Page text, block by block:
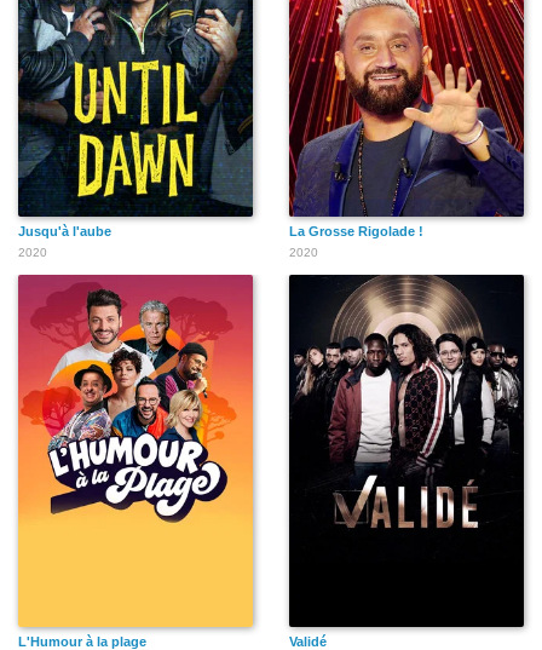
Jusqu'à l'aube
2020
La Grosse Rigolade !
2020
L'Humour à la plage Validé